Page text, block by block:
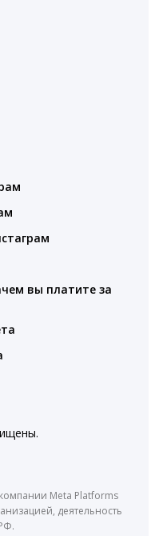
вы платите за
Meta Platforms
деятельность